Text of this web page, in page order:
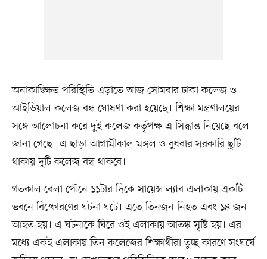
অনাকাঙ্ক্ষিত পরিস্থিতি এড়াতে আজ সোমবার ঢাকা কলেজ ও
আইডিয়াল কলেজ বন্ধ ঘোষণা করা হয়েছে। শিক্ষা মন্ত্রণালয়ের
সঙ্গে আলোচনা করে দুই কলেজ কর্তৃপক্ষ এ সিদ্ধান্ত নিয়েছে বলে
জানা গেছে। এ ছাড়া আগামীকাল মঙ্গল ও বুধবার সরকারি ছুটি
থাকায় দুটি কলেজ বন্ধ থাকবে।
গতকাল বেলা পৌনে ১১টার দিকে সায়েন্স ল্যাব এলাকায় একটি
ভবনে বিস্ফোরণের ঘটনা ঘটে। এতে তিনজন নিহত এবং ১৪ জন
আহত হয়। এ ঘটনাকে ঘিরে ওই এলাকায় আতঙ্ক সৃষ্টি হয়। এর
মধ্যে একই এলাকায় তিন কলেজের শিক্ষার্থীরা তুচ্ছ কারণে সংঘর্ষে